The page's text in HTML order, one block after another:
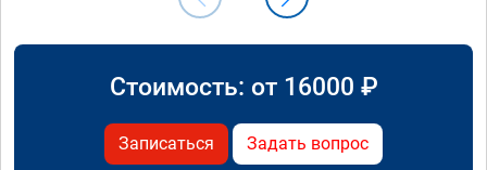
Стоимость: от 16000 ₽
Записаться Задать вопрос